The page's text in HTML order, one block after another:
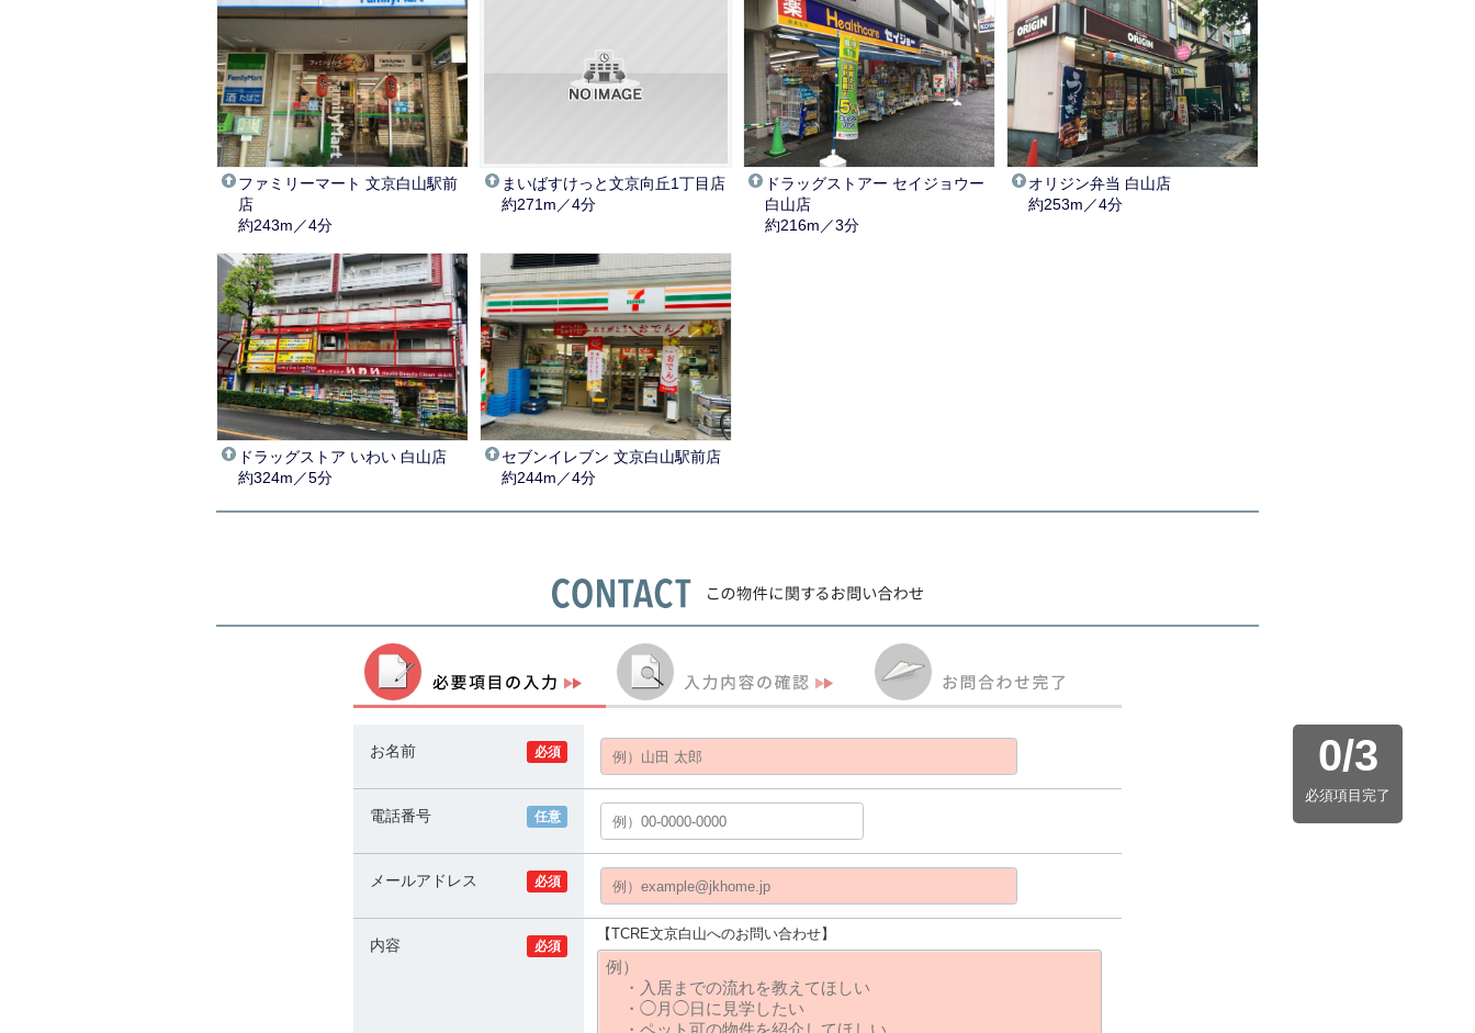
ファミリーマート 文京白山駅前
店
約243m／4分
まいばすけっと文京向丘1丁目店
約271m／4分
ドラッグストアー セイジョウー
白山店
約216m／3分
オリジン弁当 白山店
約253m／4分
ドラッグストア いわい 白山店
約324m／5分
セブンイレブン 文京白山駅前店
約244m／4分
0/3
必須項目完了
必須
お名前
任意
電話番号
必須
メールアドレス
必須
内容
【TCRE文京白山へのお問い合わせ】